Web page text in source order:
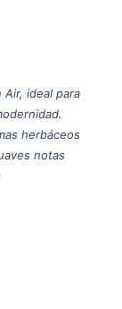
ideal para
herbáceos
notas